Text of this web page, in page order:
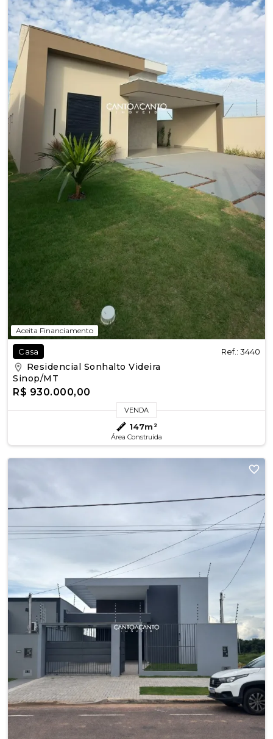
Aceita Financiamento
Casa Ref.: 3440
Residencial Sonhalto Videira
Sinop/MT
R$ 930.000,00
VENDA
147m²
Área Construída